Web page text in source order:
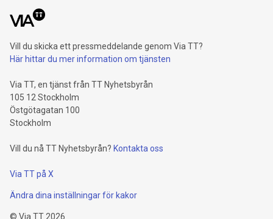
Vill du skicka ett pressmeddelande genom Via TT?
Här hittar du mer information om tjänsten
Via TT, en tjänst från TT Nyhetsbyrån
105 12 Stockholm
Östgötagatan 100
Stockholm
Vill du nå TT Nyhetsbyrån? Kontakta oss
Via TT på X
Ändra dina inställningar för kakor
© Via TT 2026